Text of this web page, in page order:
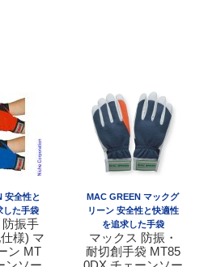
安全性と
した手袋
振手
様) マ
ン MT
MAC GREEN マックグ
リーン 安全性と快適性
を追求した手袋
マックス 防振・
耐切創手袋 MT85